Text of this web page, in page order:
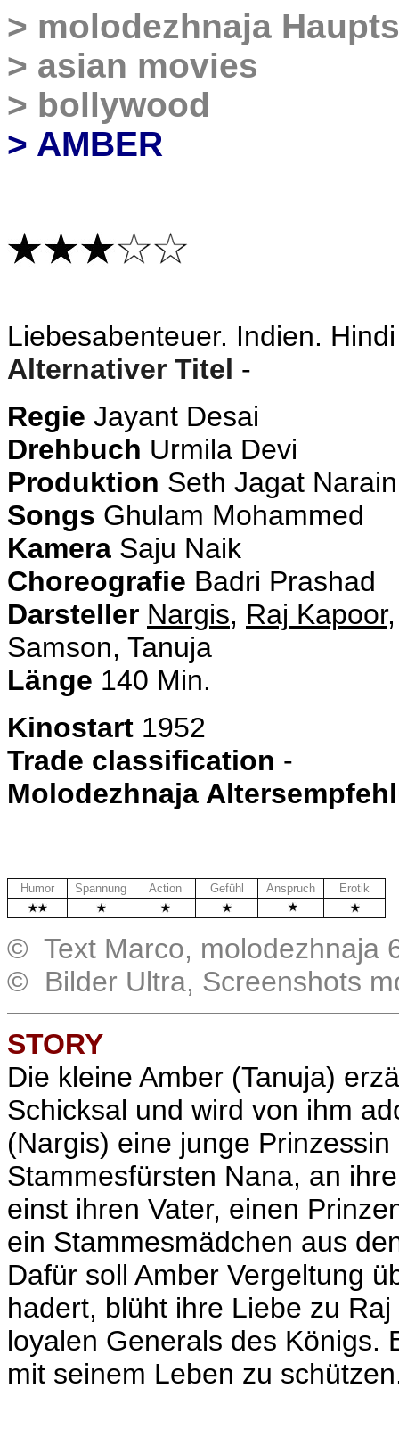
> molodezhnaja
> asian movies
> bollywood
> AMBER
Liebesabenteuer. Indien. Hindi
Alternativer Titel -
Regie Jayant Desai
Drehbuch Urmila Devi
Produktion Seth Jagat Narain
Songs Ghulam Mohammed
Kamera Saju Naik
Choreografie Badri Prashad
Darsteller Nargis, Raj Kapoor
Samson, Tanuja
Länge 140 Min.
Kinostart 1952
Trade classification -
Molodezhnaja
Humor Spannung Action Gefühl Anspruch
Erotik
© Text Marco, molodezhnaja
© Bilder Ultra, Screenshots
STORY
Die kleine Amber (Tanuja)
Schicksal und wird von ihm
(Nargis) eine junge
Stammesfürsten Nana, an
einst ihren Vater, einen
ein Stammesmädchen aus
Dafür soll Amber Vergeltung
hadert, blüht ihre Liebe zu
loyalen Generals des Königs.
mit seinem Leben zu